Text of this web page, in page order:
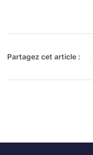
Partagez cet article :